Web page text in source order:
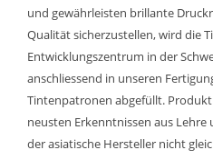
und gewährleisten brillante
Qualität sicherzustellen, wird die
Entwicklungszentrum in der
anschliessend in unseren
Tintenpatronen abgefüllt.
neusten Erkenntnissen aus
der asiatische Hersteller nicht